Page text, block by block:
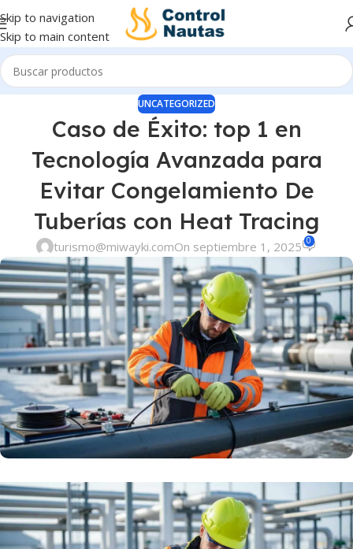
Skip to navigation
Skip to main content
UNCATEGORIZED
Caso de Éxito: top 1 en
Tecnología Avanzada para
Evitar Congelamiento De
Tuberías con Heat Tracing
turismo@miwayki.comOn septiembre 1, 2025 0